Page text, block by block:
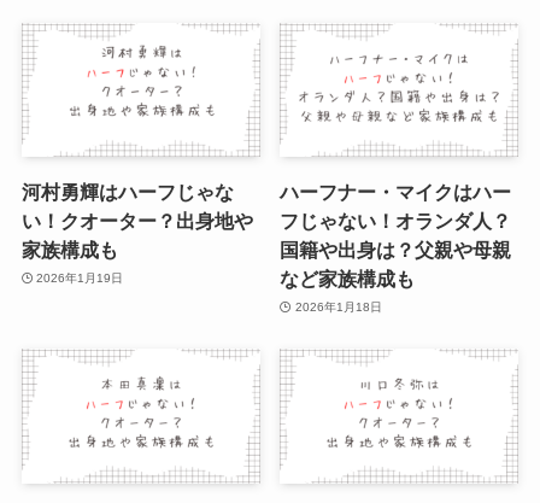
河村勇輝はハーフじゃな
い！クオーター？出身地や
家族構成も
2026年1月19日
ハーフナー・マイクはハー
フじゃない！オランダ人？
国籍や出身は？父親や母親
など家族構成も
2026年1月18日